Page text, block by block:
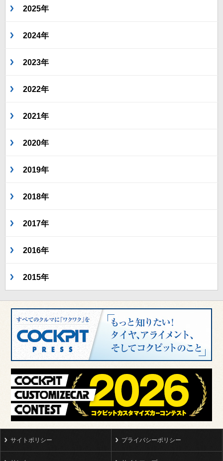
2025年
2024年
2023年
2022年
2021年
2020年
2019年
2018年
2017年
2016年
2015年
サイトポリシー プライバシーポリシー